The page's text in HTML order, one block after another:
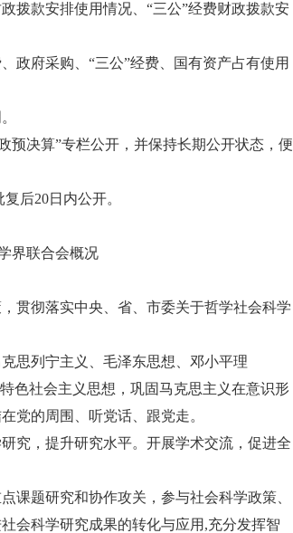
款安排使用情况、“三公”经费财政拨款安
府采购、“三公”经费、国有资产占有使用
决算”专栏公开，并保持长期公开状态，便
后20日内公开。
联合会概况
彻落实中央、省、市委关于哲学社会科学
列宁主义、毛泽东思想、邓小平理
色社会主义思想，巩固马克思主义在意识形
党的周围、听党话、跟党走。
，提升研究水平。开展学术交流，促进全
题研究和协作攻关，参与社会科学政策、
会科学研究成果的转化与应用,充分发挥智